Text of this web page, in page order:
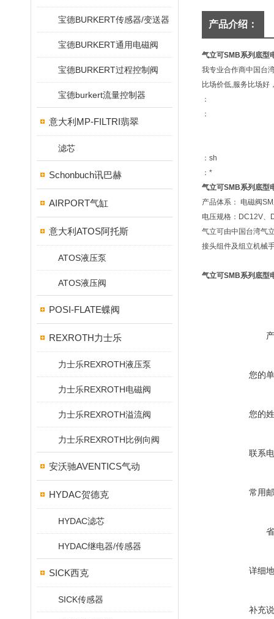
宝德BURKERT传感器/变送器
宝德BURKERT通用电磁阀
宝德BURKERT过程控制阀
宝德burkert流量控制器
意大利MP-FILTRI翡翠
滤芯
Schonbuch讯巴赫
AIRPORT气缸
意大利ATOS阿托斯
ATOS液压泵
ATOS液压阀
POSI-FLATE蝶阀
REXROTH力士乐
力士乐REXROTH液压泵
力士乐REXROTH电磁阀
力士乐REXROTH溢流阀
力士乐REXROTH比例向阀
安沃驰AVENTICS气动
HYDAC贺德克
HYDAC滤芯
HYDAC继电器/传感器
SICK西克
SICK传感器
产品介绍：
气立可SMB系列底型
我专业合作商中国台
比场价低,服务比场好
：
：
：sh
：*
气立可SMB系列底型
产品体系： 电磁阀
电压规格：DC12V、
气立可由中国台湾气
接头组件及组立机械
气立可SMB系列底型
您的
您的
联系
常用
详细
补充